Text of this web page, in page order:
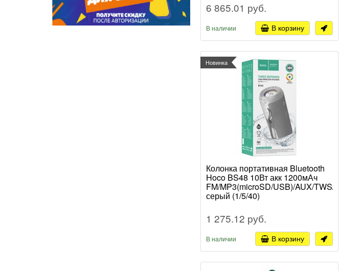
6 865.01 руб.
В наличии В корзину
Новинка
Колонка портативная Bluetooth
Hoco BS48 10Вт акк 1200мАч
FM/MP3(microSD/USB)/AUX/TWS/
серый (1/5/40)
1 275.12 руб.
В наличии В корзину